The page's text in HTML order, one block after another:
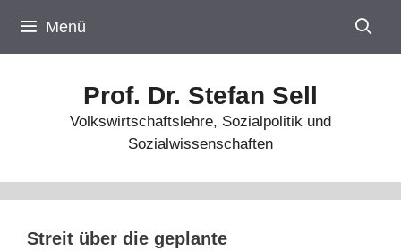
Inhalt
springen
Menü
Prof. Dr. Stefan Sell
Volkswirtschaftslehre, Sozialpolitik und
Sozialwissenschaften
Streit über die geplante